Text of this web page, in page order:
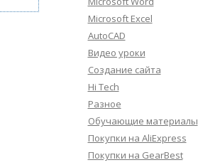
Microsoft Excel
AutoCAD
Видео уроки
Создание сайта
Hi Tech
Разное
Обучающие материалы
Покупки на AliExpress
Покупки на GearBest